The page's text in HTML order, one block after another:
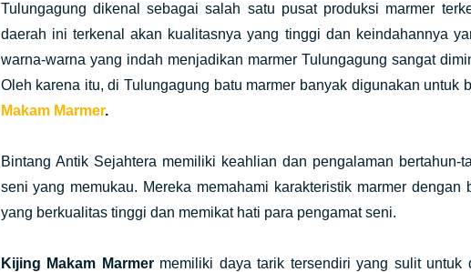
Tulungagung dikenal sebagai salah satu pusat produksi marmer
daerah ini terkenal akan kualitasnya yang tinggi dan keindahannya
warna-warna yang indah menjadikan marmer Tulungagung sangat
Oleh karena itu, di Tulungagung batu marmer banyak digunakan
Makam Marmer.
Bintang Antik Sejahtera memiliki keahlian dan pengalaman
seni yang memukau. Mereka memahami karakteristik marmer
yang berkualitas tinggi dan memikat hati para pengamat seni.
Kijing Makam Marmermemiliki daya tarik tersendiri yang sulit untuk